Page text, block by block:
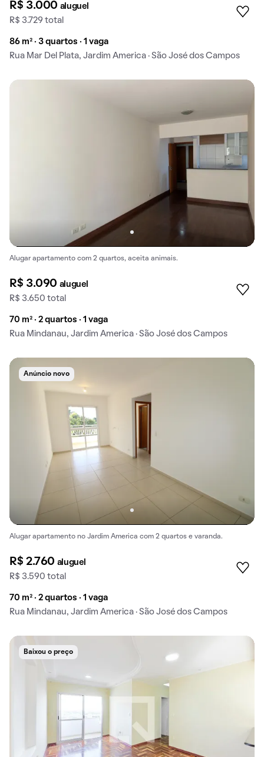
R$ 3.000 aluguel
R$ 3.729 total
86 m² · 3 quartos · 1 vaga
Rua Mar Del Plata, Jardim America · São José dos Campos
Alugar apartamento com 2 quartos, aceita animais.
R$ 3.090 aluguel
R$ 3.650 total
70 m² · 2 quartos · 1 vaga
Rua Mindanau, Jardim America · São José dos Campos
Anúncio novo
Alugar apartamento no Jardim America com 2 quartos e varanda.
R$ 2.760 aluguel
R$ 3.590 total
70 m² · 2 quartos · 1 vaga
Rua Mindanau, Jardim America · São José dos Campos
Baixou o preço